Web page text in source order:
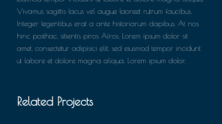
Vivamus sagittis lacus vel augue laoreet rutrum faucibus.
Integer legentibus erat a ante historiarum dapibus. At nos
hinc posthac, sitientis piros Afros. Lorem ipsum dolor sit
amet, consectetur adipisici elit, sed eiusmod tempor incidunt
ut labore et dolore magna aliqua. Lorem ipsum dolor.
Related Projects